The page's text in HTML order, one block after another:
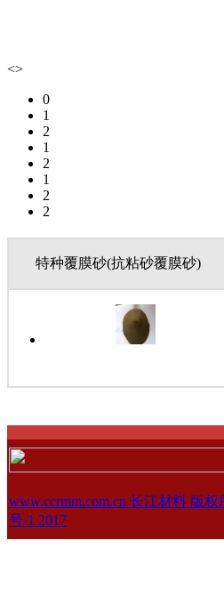
<>
0
1
2
1
2
1
2
2
特种覆膜砂(抗粘砂覆膜砂)
www.ccrmm.com.cn 长江材料 版权
号-1 2017